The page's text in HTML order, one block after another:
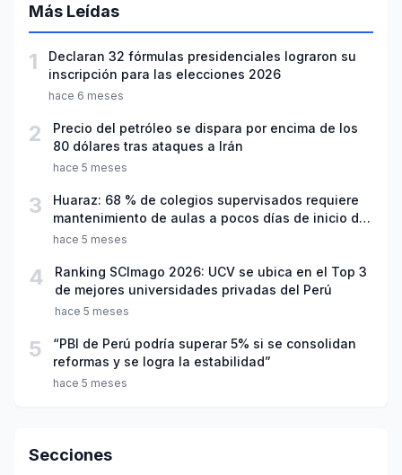
Más Leídas
1
Declaran 32 fórmulas presidenciales lograron su
inscripción para las elecciones 2026
hace 6 meses
2
Precio del petróleo se dispara por encima de los
80 dólares tras ataques a Irán
hace 5 meses
3
Huaraz: 68 % de colegios supervisados requiere
mantenimiento de aulas a pocos días de inicio del
año escolar 2026
hace 5 meses
4
Ranking SCImago 2026: UCV se ubica en el Top 3
de mejores universidades privadas del Perú
hace 5 meses
5
“PBI de Perú podría superar 5% si se consolidan
reformas y se logra la estabilidad”
hace 5 meses
Secciones